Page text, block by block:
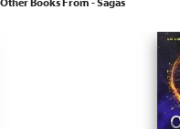
Other Books From - Sagas